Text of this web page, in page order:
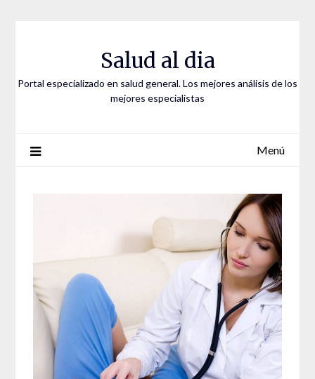
Salud al dia
Portal especializado en salud general. Los mejores análisis de los
mejores especialistas
Menú